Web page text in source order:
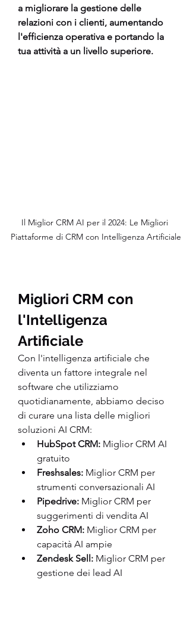
a migliorare la gestione delle
relazioni con i clienti, aumentando
l'efficienza operativa e portando la
tua attività a un livello superiore.
Il Miglior CRM AI per il 2024: Le Migliori
Piattaforme di CRM con Intelligenza Artificiale
Migliori CRM con
l'Intelligenza
Artificiale
Con l'intelligenza artificiale che
diventa un fattore integrale nel
software che utilizziamo
quotidianamente, abbiamo deciso
di curare una lista delle migliori
soluzioni AI CRM:
HubSpot CRM: Miglior CRM AI
gratuito
Freshsales: Miglior CRM per
strumenti conversazionali AI
Pipedrive: Miglior CRM per
suggerimenti di vendita AI
Zoho CRM: Miglior CRM per
capacità AI ampie
Zendesk Sell: Miglior CRM per
gestione dei lead AI